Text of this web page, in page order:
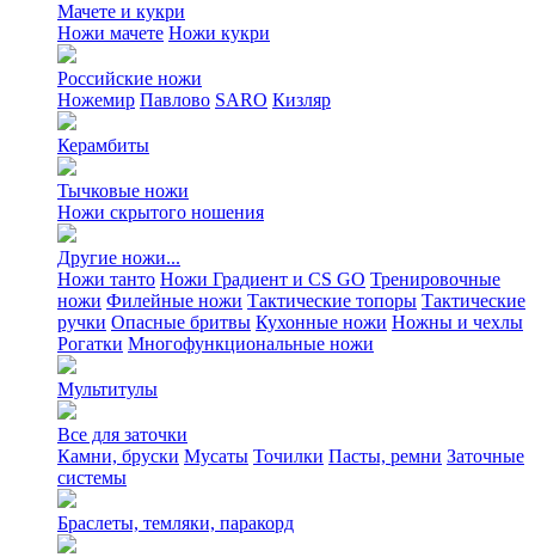
Мачете и кукри
Ножи мачете Ножи кукри
Российские ножи
Ножемир Павлово SARO Кизляр
Керамбиты
Тычковые ножи
Ножи скрытого ношения
Другие ножи...
Ножи танто Ножи Градиент и CS GO Тренировочные
ножи Филейные ножи Тактические топоры Тактические
ручки Опасные бритвы Кухонные ножи Ножны и чехлы
Рогатки Многофункциональные ножи
Мультитулы
Все для заточки
Камни, бруски Мусаты Точилки Пасты, ремни Заточные
системы
Браслеты, темляки, паракорд